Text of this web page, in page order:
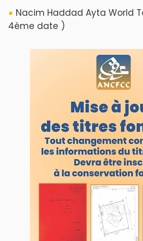
Nacim Haddad Ayta World
4ème date )